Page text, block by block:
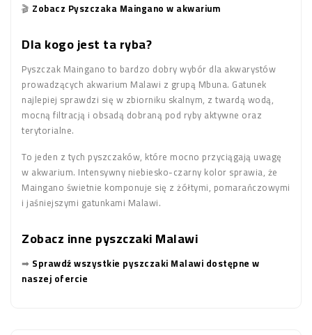
🎬 Zobacz Pyszczaka Maingano w akwarium
Dla kogo jest ta ryba?
Pyszczak Maingano to bardzo dobry wybór dla akwarystów
prowadzących akwarium Malawi z grupą Mbuna. Gatunek
najlepiej sprawdzi się w zbiorniku skalnym, z twardą wodą,
mocną filtracją i obsadą dobraną pod ryby aktywne oraz
terytorialne.
To jeden z tych pyszczaków, które mocno przyciągają uwagę
w akwarium. Intensywny niebiesko-czarny kolor sprawia, że
Maingano świetnie komponuje się z żółtymi, pomarańczowymi
i jaśniejszymi gatunkami Malawi.
Zobacz inne pyszczaki Malawi
➡ Sprawdź wszystkie pyszczaki Malawi dostępne w
naszej ofercie